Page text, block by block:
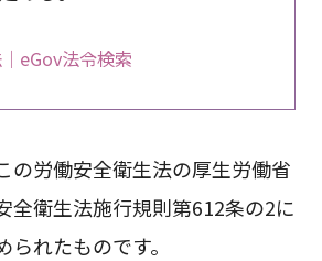
eGov法令検索
の労働安全衛生法の厚生労働省
全衛生法施行規則第612条の2に
れたものです。